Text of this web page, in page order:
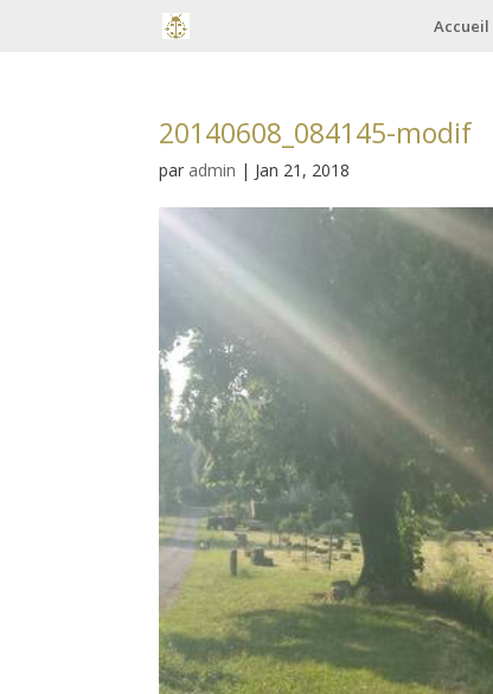
Accueil
20140608_084145-modif
par admin | Jan 21, 2018